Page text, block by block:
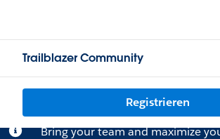
Trailblazer Community
Registrieren
Bring your team and maximize